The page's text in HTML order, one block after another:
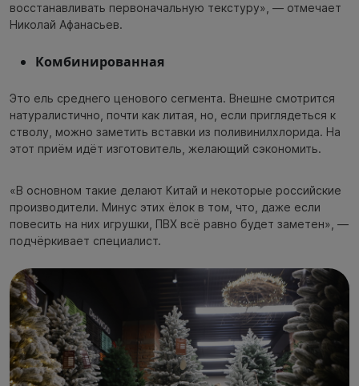
восстанавливать первоначальную текстуру», — отмечает
Николай Афанасьев.
Комбинированная
Это ель среднего ценового сегмента. Внешне смотрится
натуралистично, почти как литая, но, если приглядеться к
стволу, можно заметить вставки из поливинилхлорида. На
этот приём идёт изготовитель, желающий сэкономить.
«В основном такие делают Китай и некоторые российские
производители. Минус этих ёлок в том, что, даже если
повесить на них игрушки, ПВХ всё равно будет заметен», —
подчёркивает специалист.